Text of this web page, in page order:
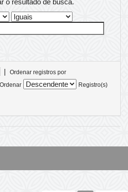
|
Ordenar registros por
Ordenar
Registro(s)